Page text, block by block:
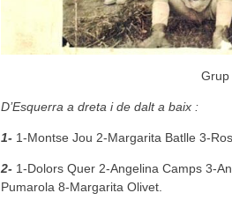
Grup
D’Esquerra a dreta i de dalt a baix :
1- 1-Montse Jou 2-Margarita Batlle 3-
2- 1-Dolors Quer 2-Angelina Camps 3-
Pumarola 8-Margarita Olivet.